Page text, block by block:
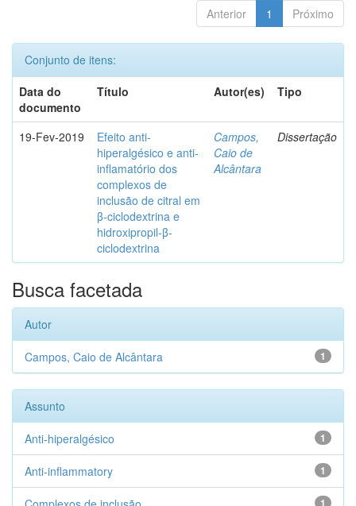
Anterior 1 Próximo
Conjunto de itens:
Data do
documento
Título Autor(es) Tipo
19-Fev-2019
Efeito anti-
hiperalgésico e anti-
inflamatório dos
complexos de
inclusão de citral em
β-ciclodextrina e
hidroxipropil-β-
ciclodextrina
Campos,
Caio de
Alcântara
Dissertação
Busca facetada
Autor
1
Campos, Caio de Alcântara
Assunto
1
Anti-hiperalgésico
1
Anti-inflammatory
1